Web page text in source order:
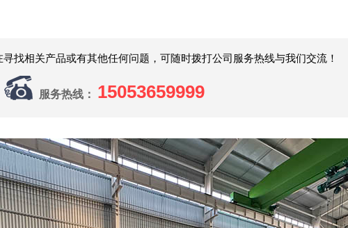
找相关产品或有其他任何问题，可随时拨打公司服务热线与我们交流！
服务热线： 15053659999